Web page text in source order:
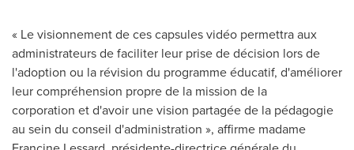
« Le visionnement de ces capsules vidéo permettra aux
administrateurs de faciliter leur prise de décision lors de
l'adoption ou la révision du programme éducatif, d'améliorer
leur compréhension propre de la mission de la
corporation et d'avoir une vision partagée de la pédagogie
au sein du conseil d'administration », affirme madame